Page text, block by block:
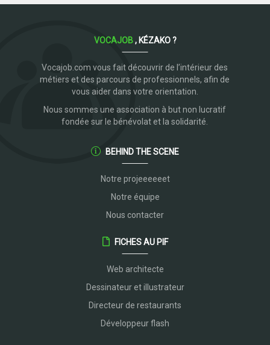
VOCAJOB, KÉZAKO ?
Vocajob.com vous fait découvrir de l’intérieur des
métiers et des parcours de professionnels, afin de
vous aider dans votre orientation.
Nous sommes une association à but non lucratif
fondée sur le bénévolat et la solidarité.
BEHIND THE SCENE
Notre projeeeeeet
Notre équipe
Nous contacter
FICHES AU PIF
Web architecte
Dessinateur et illustrateur
Directeur de restaurants
Développeur flash